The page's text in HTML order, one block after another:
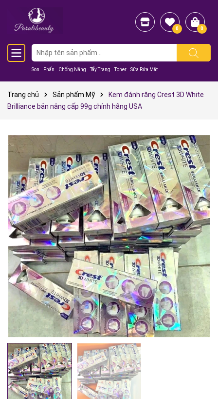
Son Phấn Chống Nắng Tẩy Trang Toner Sữa Rửa Mặt
0 0
Trang chủ Sản phẩm Mỹ
Kem đánh răng Crest 3D White
Brilliance bản nâng cấp 99g chính hãng USA
Mã giảm giá:
Ngày hết hạn:
Điều kiện: